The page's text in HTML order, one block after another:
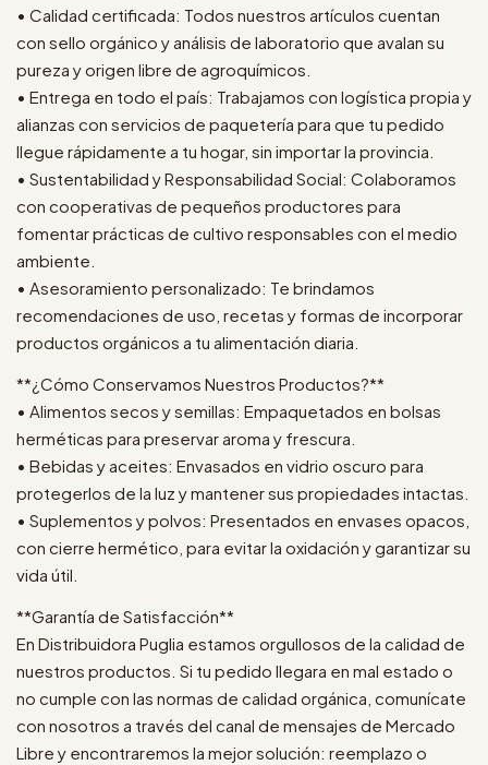
• Calidad certificada: Todos nuestros artículos cuentan
con sello orgánico y análisis de laboratorio que avalan su
pureza y origen libre de agroquímicos.
• Entrega en todo el país: Trabajamos con logística propia y
alianzas con servicios de paquetería para que tu pedido
llegue rápidamente a tu hogar, sin importar la provincia.
• Sustentabilidad y Responsabilidad Social: Colaboramos
con cooperativas de pequeños productores para
fomentar prácticas de cultivo responsables con el medio
ambiente.
• Asesoramiento personalizado: Te brindamos
recomendaciones de uso, recetas y formas de incorporar
productos orgánicos a tu alimentación diaria.
**¿Cómo Conservamos Nuestros Productos?**
• Alimentos secos y semillas: Empaquetados en bolsas
herméticas para preservar aroma y frescura.
• Bebidas y aceites: Envasados en vidrio oscuro para
protegerlos de la luz y mantener sus propiedades intactas.
• Suplementos y polvos: Presentados en envases opacos,
con cierre hermético, para evitar la oxidación y garantizar su
vida útil.
**Garantía de Satisfacción**
En Distribuidora Puglia estamos orgullosos de la calidad de
nuestros productos. Si tu pedido llegara en mal estado o
no cumple con las normas de calidad orgánica, comunícate
con nosotros a través del canal de mensajes de Mercado
Libre y encontraremos la mejor solución: reemplazo o